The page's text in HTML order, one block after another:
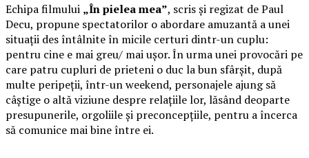
Echipa filmului „În pielea mea”, scris și regizat de Paul
Decu, propune spectatorilor o abordare amuzantă a unei
situații des întâlnite în micile certuri dintr-un cuplu:
pentru cine e mai greu/ mai ușor. În urma unei provocări pe
care patru cupluri de prieteni o duc la bun sfârșit, după
multe peripeții, într-un weekend, personajele ajung să
câștige o altă viziune despre relațiile lor, lăsând deoparte
presupunerile, orgoliile și preconcepțiile, pentru a încerca
să comunice mai bine între ei.